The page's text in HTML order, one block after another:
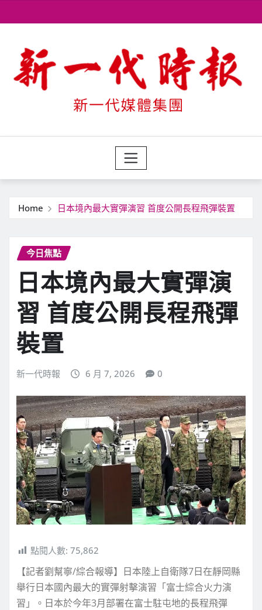
to
Home 日本境內最大實彈演習 首度公開長程飛彈裝置
今日焦點
日本境內最大實彈演
習 首度公開長程飛彈
裝置
新一代時報 6 月 7, 2026 0
點閱人數: 75,862
【記者劉幫寧/綜合報導】日本陸上自衛隊7日在靜岡縣
舉行日本國內最大的實彈射擊演習「富士綜合火力演
習」。日本於今年3月部署在富士駐屯地的長程飛彈